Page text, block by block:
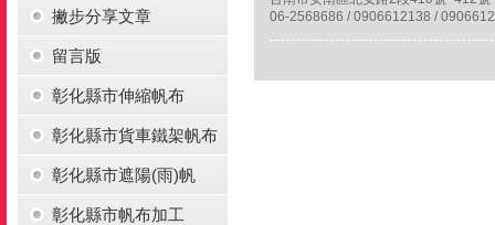
撇步分享文章
留言版
彰化縣市伸縮帆布
彰化縣市貨車鐵架帆布
彰化縣市遮陽(雨)帆
彰化縣市帆布加工
06-2568686 / 0906612138 /